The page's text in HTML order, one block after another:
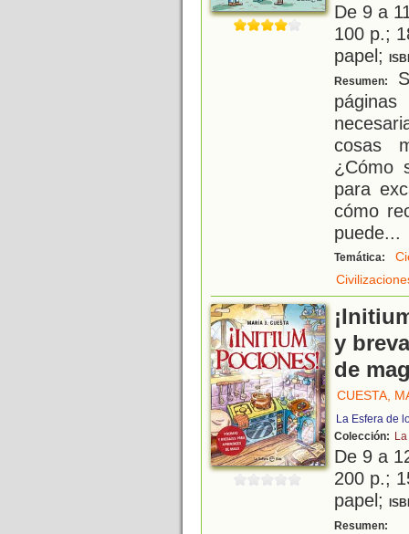
De 9 a
100 p.;
papel;
Resumen:
cosas
¿Cómo
para
cómo
puede...
Temática:
y
de
CUESTA,
La Esfera de
Colección:
De 9 a
200 p.;
papel;
Resumen: